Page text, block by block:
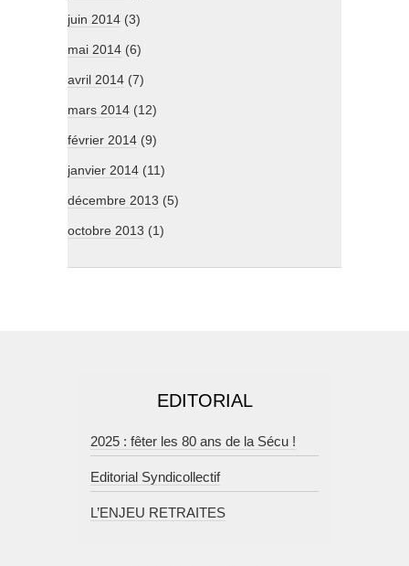
juin 2014 (3)
mai 2014 (6)
avril 2014 (7)
mars 2014 (12)
février 2014 (9)
janvier 2014 (11)
décembre 2013 (5)
octobre 2013 (1)
EDITORIAL
2025 : fêter les 80 ans de la Sécu !
Editorial Syndicollectif
L’ENJEU RETRAITES